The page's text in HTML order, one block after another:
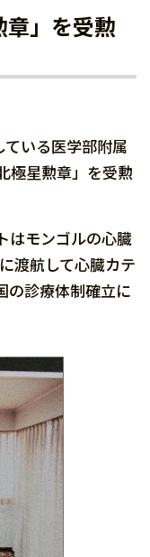
」を受勲
いる医学部附属
極星勲章」を受勲
はモンゴルの心臓
渡航して心臓カテ
の診療体制確立に